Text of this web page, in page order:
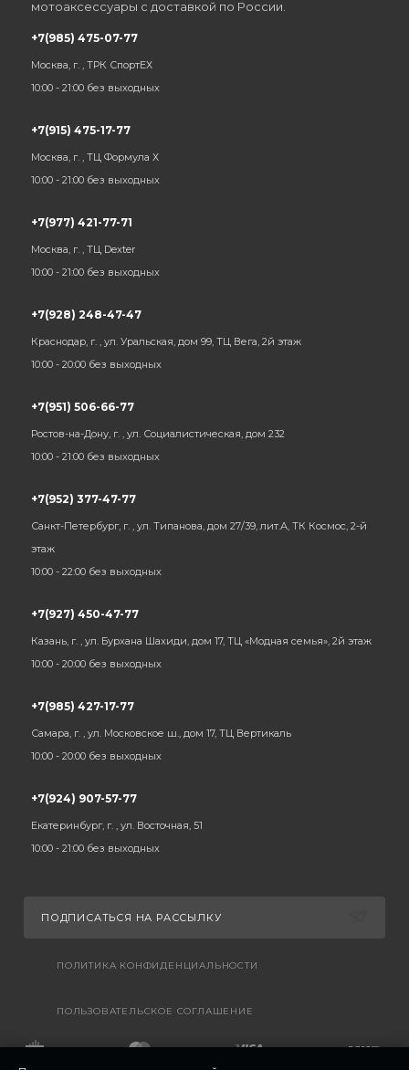
мотоаксессуары с доставкой по России.
+7(985) 475-07-77
Москва, г. , ТРК СпортЕХ
10:00 - 21:00 без выходных
+7(915) 475-17-77
Москва, г. , ТЦ Формула Х
10:00 - 21:00 без выходных
+7(977) 421-77-71
Москва, г. , ТЦ Dexter
10:00 - 21:00 без выходных
+7(928) 248-47-47
Краснодар, г. , ул. Уральская, дом 99, ТЦ Вега, 2й этаж
10:00 - 20:00 без выходных
+7(951) 506-66-77
Ростов-на-Дону, г. , ул. Социалистическая, дом 232
10:00 - 21:00 без выходных
+7(952) 377-47-77
Санкт-Петербург, г. , ул. Типанова, дом 27/39, лит.А, ТК Космос, 2-й
этаж
10:00 - 22:00 без выходных
+7(927) 450-47-77
Казань, г. , ул. Бурхана Шахиди, дом 17, ТЦ «Модная семья», 2й этаж
10:00 - 20:00 без выходных
+7(985) 427-17-77
Самара, г. , ул. Московское ш., дом 17, ТЦ Вертикаль
10:00 - 20:00 без выходных
+7(924) 907-57-77
Екатеринбург, г. , ул. Восточная, 51
10:00 - 21:00 без выходных
ПОДПИСАТЬСЯ НА РАССЫЛКУ
ПОЛИТИКА КОНФИДЕНЦИАЛЬНОСТИ
ПОЛЬЗОВАТЕЛЬСКОЕ СОГЛАШЕНИЕ